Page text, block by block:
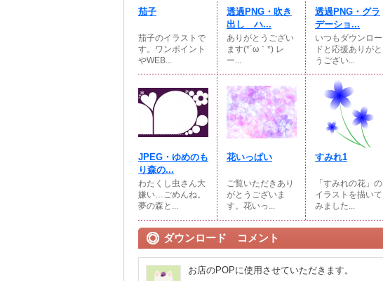
茄子
茄子のイラストで
す。ワンポイント
やWEB...
透過PNG・吹き
出し ハ...
ありがとうござい
ます(*´ω｀*) レ
ー...
透過PNG・グラ
デーショ...
いつもダウンロー
ドと応援ありがと
うござい...
JPEG・ゆめのも
り森の...
わたくし虫さん大
嫌い…ごめんね。
夢の森と...
花いっぱい
ご覧いただきあり
がとうございま
す。花いっ...
すみれ1
「すみれの花」の
イラストを描いて
みました...
ダウンロード コメント
お店のPOPに使用させていただきます。